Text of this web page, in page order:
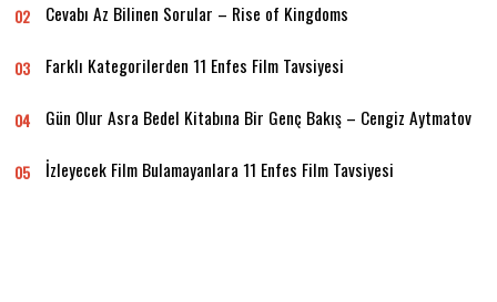
02 Cevabı Az Bilinen Sorular – Rise of Kingdoms
03 Farklı Kategorilerden 11 Enfes Film Tavsiyesi
04 Gün Olur Asra Bedel Kitabına Bir Genç Bakış – Cengiz Aytmatov
05 İzleyecek Film Bulamayanlara 11 Enfes Film Tavsiyesi